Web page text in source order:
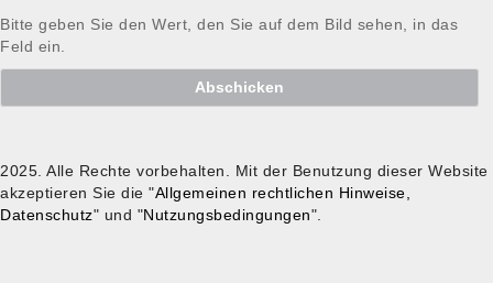
Bitte geben Sie den Wert, den Sie auf dem Bild sehen, in das
Feld ein.
Abschicken
2025. Alle Rechte vorbehalten. Mit der Benutzung dieser Website
akzeptieren Sie die "Allgemeinen rechtlichen Hinweise,
Datenschutz" und "Nutzungsbedingungen".